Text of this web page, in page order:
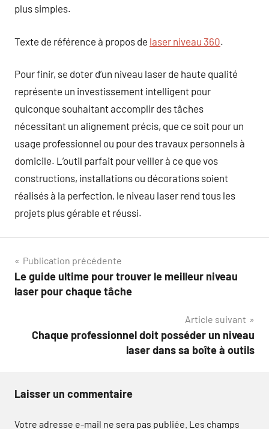
plus simples.
Texte de référence à propos de laser niveau 360.
Pour finir, se doter d’un niveau laser de haute qualité
représente un investissement intelligent pour
quiconque souhaitant accomplir des tâches
nécessitant un alignement précis, que ce soit pour un
usage professionnel ou pour des travaux personnels à
domicile. L’outil parfait pour veiller à ce que vos
constructions, installations ou décorations soient
réalisés à la perfection, le niveau laser rend tous les
projets plus gérable et réussi.
Navigation
de
Publication précédente
Le guide ultime pour trouver le meilleur niveau
laser pour chaque tâche
Article suivant
Chaque professionnel doit posséder un niveau
laser dans sa boîte à outils
Laisser un commentaire
Votre adresse e-mail ne sera pas publiée. Les champs